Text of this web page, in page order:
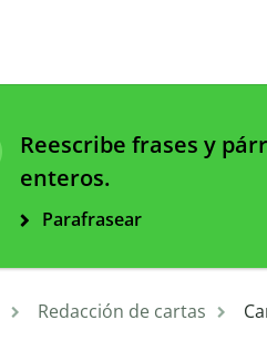
Reescribe frases y
enteros.
Parafrasear
Redacción de cartas